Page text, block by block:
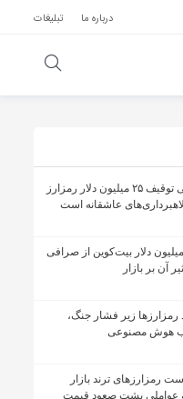
درباره ما تبلیغات
آمریکا در پی توقیف ۲۵ میلیون دلار رمزارز
عاشقانه است
۵۸۹ میلیون دلار بیت‌کوین از صرافی
آن بر بازار
رمزارزها زیر فشار جنگ،
هوش مصنوعی
رمزارزهای ترند بازار
عواملی پشت صعود قیمت